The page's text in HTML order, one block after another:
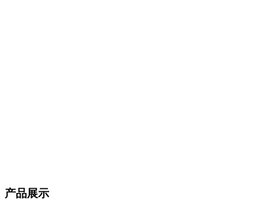
产品展示